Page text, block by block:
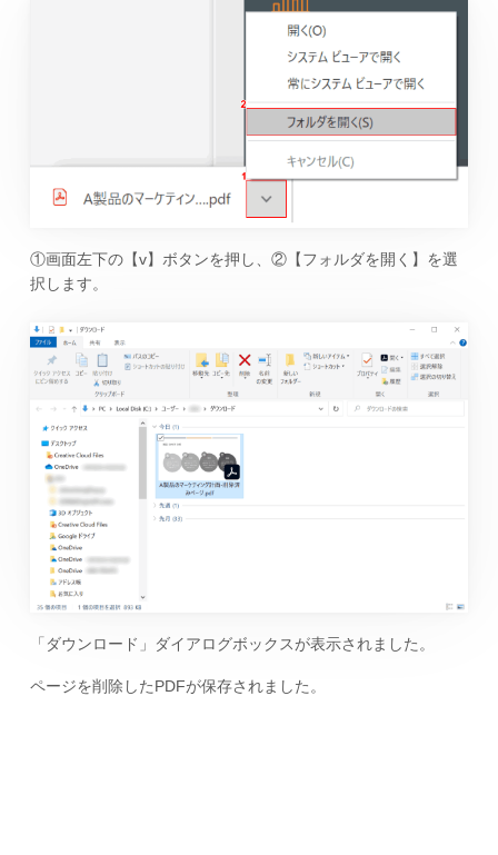
①画面左下の【v】ボタンを押し、②【フォルダを開く】を選
択します。
「ダウンロード」ダイアログボックスが表示されました。
ページを削除したPDFが保存されました。